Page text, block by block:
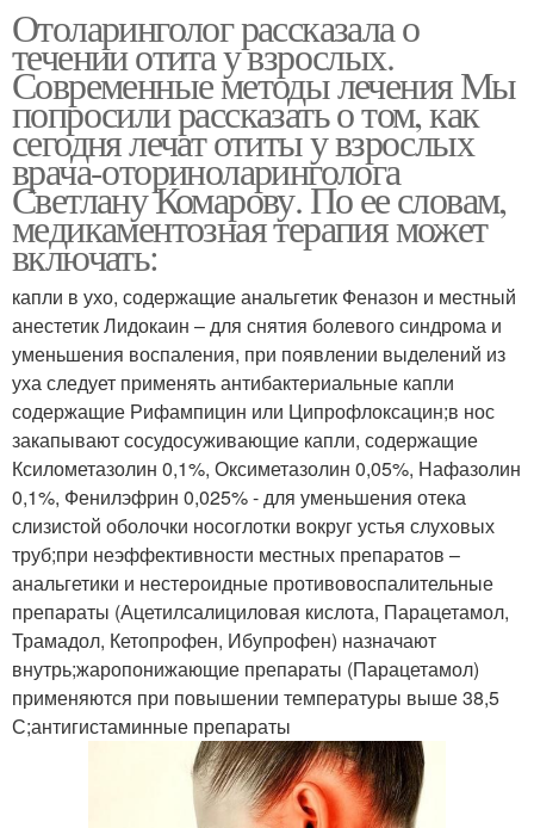
Отоларинголог рассказала о
течении отита у взрослых.
Современные методы лечения Мы
попросили рассказать о том, как
сегодня лечат отиты у взрослых
врача-оториноларинголога
Светлану Комарову. По ее словам,
медикаментозная терапия может
включать:
капли в ухо, содержащие анальгетик Феназон и местный
анестетик Лидокаин – для снятия болевого синдрома и
уменьшения воспаления, при появлении выделений из
уха следует применять антибактериальные капли
содержащие Рифампицин или Ципрофлоксацин;в нос
закапывают сосудосуживающие капли, содержащие
Ксилометазолин 0,1%, Оксиметазолин 0,05%, Нафазолин
0,1%, Фенилэфрин 0,025% - для уменьшения отека
слизистой оболочки носоглотки вокруг устья слуховых
труб;при неэффективности местных препаратов –
анальгетики и нестероидные противовоспалительные
препараты (Ацетилсалициловая кислота, Парацетамол,
Трамадол, Кетопрофен, Ибупрофен) назначают
внутрь;жаропонижающие препараты (Парацетамол)
применяются при повышении температуры выше 38,5
С;антигистаминные препараты